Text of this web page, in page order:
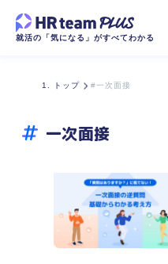
就活の「気になる」がすべてわかる
トップ #一次面接
一次面接